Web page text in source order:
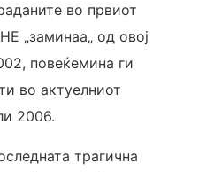
во првиот
„заминаа„ од овој
повеќемина ги
во актуелниот
2006.
трагична